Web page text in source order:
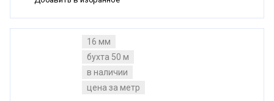
16 мм
бухта 50 м
в наличии
цена за метр